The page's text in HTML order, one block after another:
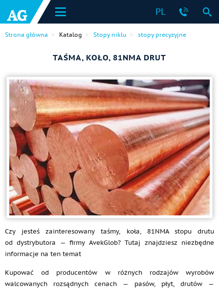
PL
Strona główna Katalog Stopy niklu stopy precyzyjne
TAŚMA, KOŁO, 81NMA DRUT
Czy jesteś zainteresowany taśmy, koła, 81NMA stopu drutu
od dystrybutora — firmy AvekGlob? Tutaj znajdziesz niezbędne
informacje na ten temat
Kupować od producentów w różnych rodzajów wyrobów
walcowanych rozsądnych cenach — pasów, płyt, drutów —